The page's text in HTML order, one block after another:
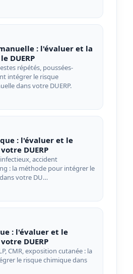
: l'évaluer et la
DUERP
répétés, poussées-
intégrer le risque
dans votre DUERP.
: l'évaluer et le
DUERP
accident
: la méthode pour intégrer le
votre DU…
: l'évaluer et le
DUERP
CMR, exposition cutanée : la
le risque chimique dans